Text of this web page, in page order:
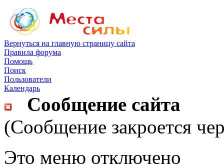
Вернуться на главную страницу сайта
Правила форума
Помощь
Поиск
Пользователи
Календарь
Сообщение сайта
(Сообщение закроется
Это меню отключено